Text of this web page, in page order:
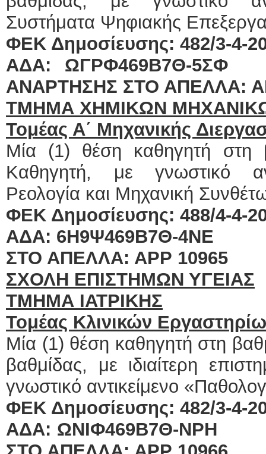
Συστήματα Ψηφιακής
ΦΕΚ Δημοσίευσης: 482/3-4-
ΑΔΑ:
ΑΝΑΡΤΗΣΗΣ ΣΤΟ ΑΠΕΛΛΑ:
ΤΜΗΜΑ ΧΗΜΙΚΩΝ
Τομέας Α΄ Μηχανικής
Μία (1) θέση καθηγητή στη
Καθηγητή, με γνωστικό
Ρεολογία και Μηχανική
ΦΕΚ Δημοσίευσης: 488/4-4-
ΑΔΑ: 6Η9Ψ469Β7Θ-4ΝΕ
ΣΤΟ ΑΠΕΛΛΑ: ΑΡΡ 10965
ΣΧΟΛΗ ΕΠΙΣΤΗΜΩΝ ΥΓΕΙΑΣ
ΤΜΗΜΑ ΙΑΤΡΙΚΗΣ
Τομέας Κλινικών
Μία (1) θέση καθηγητή στη
βαθμίδας, με ιδιαίτερη
γνωστικό αντικείμενο
ΦΕΚ Δημοσίευσης: 482/3-4-
ΑΔΑ: ΩΝΙΦ469Β7Θ-ΝΡΗ